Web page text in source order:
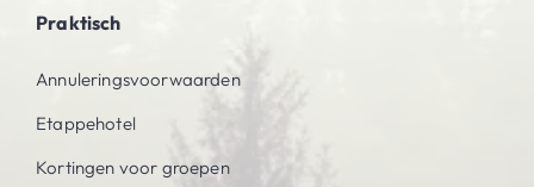
Praktisch
Annuleringsvoorwaarden
Etappehotel
Kortingen voor groepen